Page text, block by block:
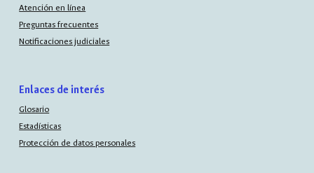
Atención en línea
Preguntas frecuentes
Notificaciones judiciales
Enlaces de interés
Glosario
Estadísticas
Protección de datos personales